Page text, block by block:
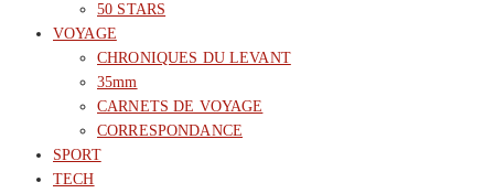
50 STARS
VOYAGE
CHRONIQUES DU LEVANT
35mm
CARNETS DE VOYAGE
CORRESPONDANCE
SPORT
TECH